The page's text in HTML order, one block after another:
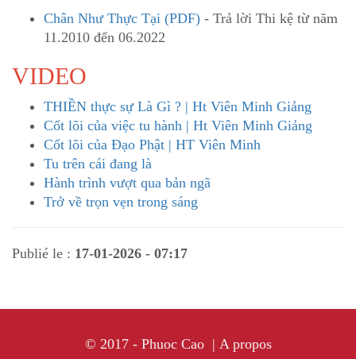
Chân Như Thực Tại (PDF) - Trả lời Thi kệ từ năm
11.2010 đến 06.2022
VIDEO
THIỀN thực sự Là Gì ? | Ht Viên Minh Giảng
Cốt lõi của việc tu hành | Ht Viên Minh Giảng
Cốt lõi của Đạo Phật | HT Viên Minh
Tu trên cái đang là
Hành trình vượt qua bản ngã
Trở về trọn vẹn trong sáng
Publié le : 17-01-2026 - 07:17
© 2017 - Phuoc Cao | A propos